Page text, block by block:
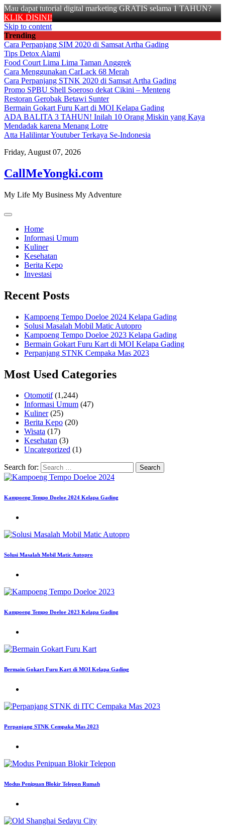
Mau dapat tutorial digital marketing GRATIS selama 1 TAHUN?
KLIK DISINI!
Skip to content
Trending
Cara Perpanjang SIM 2020 di Samsat Artha Gading
Tips Detox Alami
Food Court Lima Lima Taman Anggrek
Cara Menggunakan CarLack 68 Merah
Cara Perpanjang STNK 2020 di Samsat Artha Gading
Promo SPBU Shell Soeroso dekat Cikini – Menteng
Restoran Gerobak Betawi Sunter
Bermain Gokart Furu Kart di MOI Kelapa Gading
ADA BALITA 3 TAHUN! Inilah 10 Orang Miskin yang Kaya
Mendadak karena Menang Lotre
Atta Halilintar Youtuber Terkaya Se-Indonesia
Friday, August 07, 2026
CallMeYongki.com
My Life My Business My Adventure
Home
Informasi Umum
Kuliner
Kesehatan
Berita Kepo
Investasi
Recent Posts
Kampoeng Tempo Doeloe 2024 Kelapa Gading
Solusi Masalah Mobil Matic Autopro
Kampoeng Tempo Doeloe 2023 Kelapa Gading
Bermain Gokart Furu Kart di MOI Kelapa Gading
Perpanjang STNK Cempaka Mas 2023
Most Used Categories
Otomotif(1,244)
Informasi Umum (47)
Kuliner(25)
Berita Kepo (20)
Wisata (17)
Kesehatan (3)
Uncategorized (1)
Search for:
Kampoeng Tempo Doeloe 2024 Kelapa Gading
Solusi Masalah Mobil Matic Autopro
Kampoeng Tempo Doeloe 2023 Kelapa Gading
Bermain Gokart Furu Kart di MOI Kelapa Gading
Perpanjang STNK Cempaka Mas 2023
Modus Penipuan Blokir Telepon Rumah